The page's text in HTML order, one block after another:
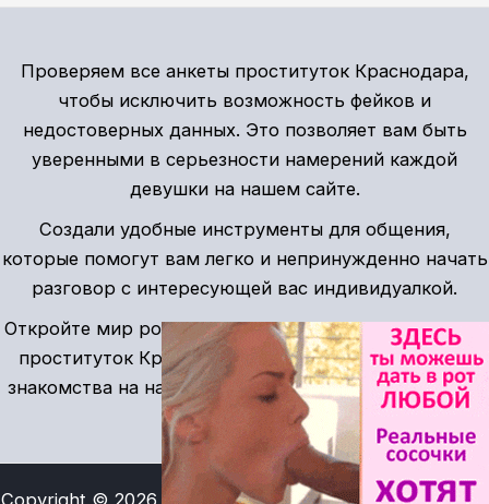
Проверяем все анкеты проституток Краснодара,
чтобы исключить возможность фейков и
недостоверных данных. Это позволяет вам быть
уверенными в серьезности намерений каждой
девушки на нашем сайте.
Создали удобные инструменты для общения,
которые помогут вам легко и непринужденно начать
разговор с интересующей вас индивидуалкой.
Откройте мир романтики с проверенными анкетами
проституток Краснодара. Безопасные и красивые
знакомства на нашем сайте ждут вас прямо сейчас!